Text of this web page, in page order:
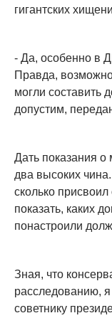
гигантских
- Да, особенно в
Правда,
могли составить
допустим,
Дать показания
два высоких
сколько
показать, каких
понастроили
Зная, что
расследованию,
советнику